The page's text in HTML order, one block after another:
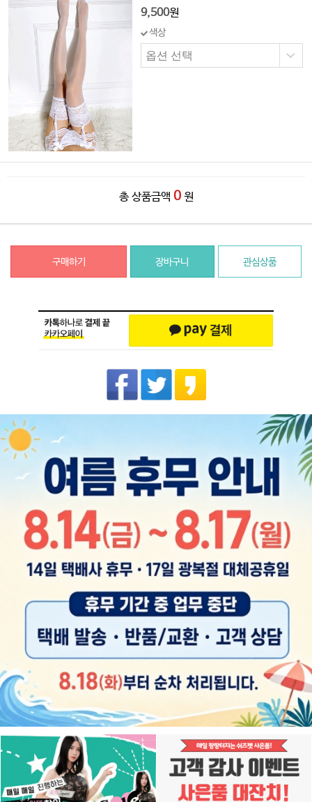
9,500원
색상
총 상품금액 0 원
구매하기 장바구니 관심상품